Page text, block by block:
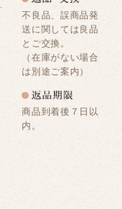
不良品、誤商品発
送に関しては良品
とご交換。
（在庫がない場合
は別途ご案内）
商品到着後７日以
内。